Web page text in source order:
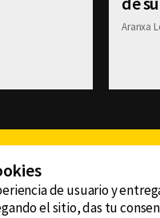
Aranxa
de usuario y
el sitio, das tu